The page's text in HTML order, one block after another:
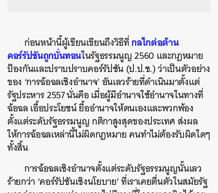
ก่อนหน้านี้ผู้เขียนเขียนถึงวิธีที่กลไกต่อต้าน
คอร์รัปชันถูกบั่นทอนในรัฐธรรมนูญ 2560 และกฎหมาย
ป้องกันและปราบปราบคอร์รัปชัน (ป.ป.ช.) ว่าเป็นตัวอย่าง
ของ ‘การฉ้อฉลเชิงอำนาจ’ อันเลวร้ายที่ดำเนินมาตั้งแต่
รัฐประหาร 2557 นั่นคือ เมื่อผู้มีอำนาจใช้อำนาจในทางที่
ฉ้อฉล เอื้อประโยชน์ ยื้ออำนาจให้ตนเองและพวกพ้อง
ตั้งแต่ระดับรัฐธรรมนูญ กติกาสูงสุดของประเทศ ส่งผล
ให้การฉ้อฉลเหล่านี้ไม่ผิดกฎหมาย คนทำไม่ต้องรับผิดใดๆ
ทั้งสิ้น
การฉ้อฉลเชิงอำนาจตั้งแต่ระดับรัฐธรรมนูญนั้นเลว
ร้ายกว่า ‘คอร์รัปชันเชิงนโยบาย’ ที่เราเคยตื่นตัวในสมัยรัฐ